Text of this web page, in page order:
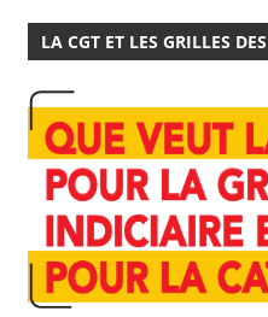
LA CGT ET LES GRILLES